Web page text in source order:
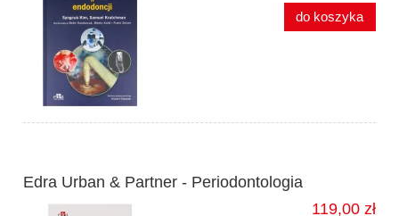
do koszyka
Edra Urban & Partner - Periodontologia
119,00 zł